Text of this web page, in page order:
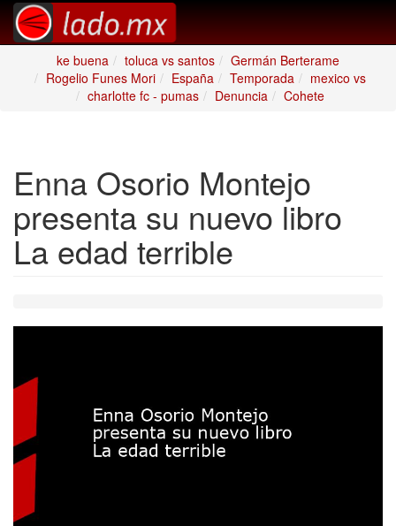
ke buena toluca vs santos
Germán Berterame
Rogelio Funes Mori
España Temporada
mexico vs
charlotte fc - pumas
Denuncia Cohete
Enna Osorio Montejo
presenta su nuevo libro
La edad terrible